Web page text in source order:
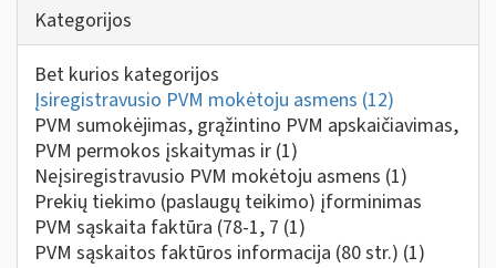
Kategorijos
Bet kurios kategorijos
Įsiregistravusio PVM mokėtoju asmens (12)
PVM sumokėjimas, grąžintino PVM apskaičiavimas,
PVM permokos įskaitymas ir (1)
Neįsiregistravusio PVM mokėtoju asmens (1)
Prekių tiekimo (paslaugų teikimo) įforminimas
PVM sąskaita faktūra (78-1, 7 (1)
PVM sąskaitos faktūros informacija (80 str.) (1)